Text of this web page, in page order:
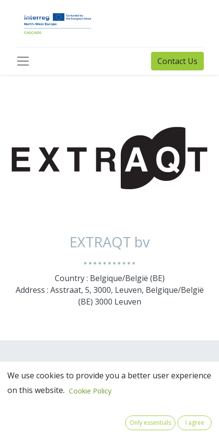
Contact Us
EXTRAQT bv
Country : Belgique/België (BE)
Address : Asstraat, 5, 3000, Leuven, Belgique/België
(BE) 3000 Leuven
We use cookies to provide you a better user experience
on this website. Cookie Policy
Only essentials I agree